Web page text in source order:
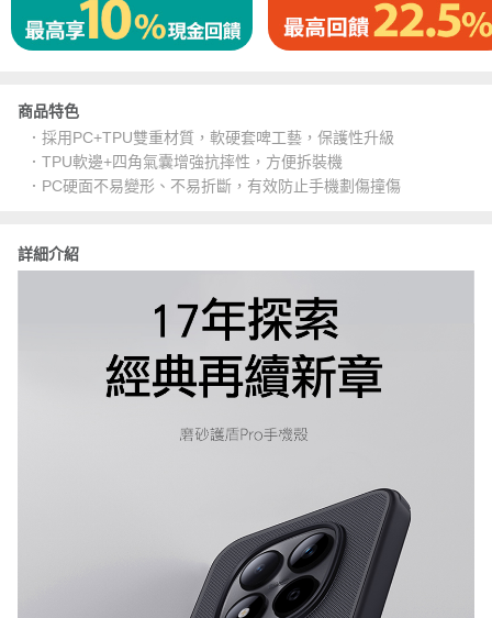
商品特色
．採用PC+TPU雙重材質，軟硬套啤工藝，保護性升級
．TPU軟邊+四角氣囊增強抗摔性，方便拆裝機
．PC硬面不易變形、不易折斷，有效防止手機劃傷撞傷
詳細介紹